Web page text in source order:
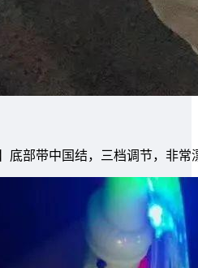
底部带中国结，三档调节，非